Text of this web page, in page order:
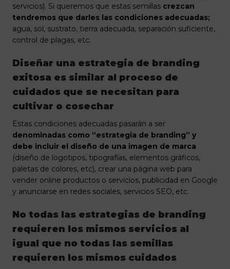
servicios). Si queremos que estas semillas crezcan
tendremos que darles las condiciones adecuadas;
agua, sol, sustrato, tierra adecuada, separación suficiente,
control de plagas, etc.
Diseñar una estrategia de branding
exitosa es similar al proceso de
cuidados que se necesitan para
cultivar o cosechar
Estas condiciones adecuadas pasarán a ser
denominadas como “estrategia de branding” y
debe incluir el diseño de una imagen de marca
(diseño de logotipos, tipografías, elementos gráficos,
paletas de colores, etc), crear una página web para
vender online productos o servicios, publicidad en Google
y anunciarse en redes sociales, servicios SEO, etc.
No todas las estrategias de branding
requieren los mismos servicios al
igual que no todas las semillas
requieren los mismos cuidados